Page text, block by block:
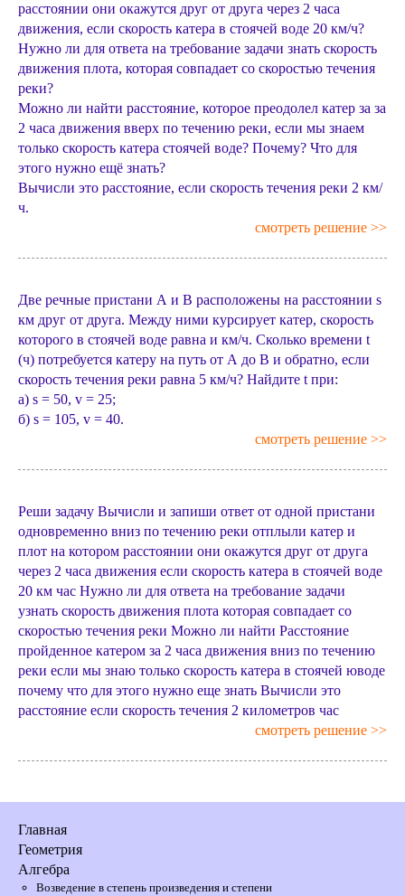
расстоянии они окажутся друг от друга через 2 часа
движения, если скорость катера в стоячей воде 20 км/ч?
Нужно ли для ответа на требование задачи знать скорость
движения плота, которая совпадает со скоростью течения
реки?
Можно ли найти расстояние, которое преодолел катер за за
2 часа движения вверх по течению реки, если мы знаем
только скорость катера стоячей воде? Почему? Что для
этого нужно ещё знать?
Вычисли это расстояние, если скорость течения реки 2 км/
ч.
смотреть решение >>
Две речные пристани А и В расположены на расстоянии s
км друг от друга. Между ними курсирует катер, скорость
которого в стоячей воде равна и км/ч. Сколько времени t
(ч) потребуется катеру на путь от А до B и обратно, если
скорость течения реки равна 5 км/ч? Найдите t при:
а) s = 50, v = 25;
б) s = 105, v = 40.
смотреть решение >>
Реши задачу Вычисли и запиши ответ от одной пристани
одновременно вниз по течению реки отплыли катер и
плот на котором расстоянии они окажутся друг от друга
через 2 часа движения если скорость катера в стоячей воде
20 км час Нужно ли для ответа на требование задачи
узнать скорость движения плота которая совпадает со
скоростью течения реки Можно ли найти Расстояние
пройденное катером за 2 часа движения вниз по течению
реки если мы знаю только скорость катера в стоячей юводе
почему что для этого нужно еще знать Вычисли это
расстояние если скорость течения 2 километров час
смотреть решение >>
Главная
Геометрия
Алгебра
Возведение в степень произведения и степени